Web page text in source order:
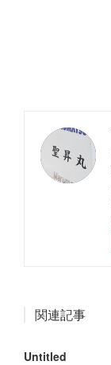
関連記事
Untitled